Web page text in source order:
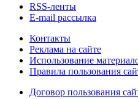
RSS-ленты
E-mail рассылка
Контакты
Реклама на сайте
Использование
Правила пользования
Договор пользования